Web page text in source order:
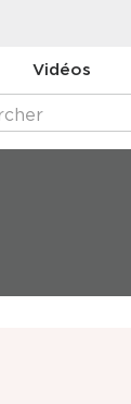
Vidéos